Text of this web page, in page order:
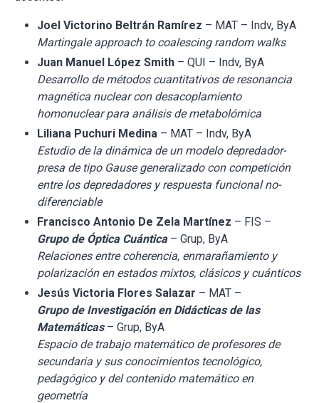
Joel Victorino Beltrán Ramírez – MAT – Indv, ByA
Martingale approach to coalescing random walks
Juan Manuel López Smith – QUI – Indv, ByA
Desarrollo de métodos cuantitativos de resonancia
magnética nuclear con desacoplamiento
homonuclear para análisis de metabolómica
Liliana Puchuri Medina – MAT – Indv, ByA
Estudio de la dinámica de un modelo depredador-
presa de tipo Gause generalizado con competición
entre los depredadores y respuesta funcional no-
diferenciable
Francisco Antonio De Zela Martínez – FIS –
Grupo de Óptica Cuántica– Grup, ByA
Relaciones entre coherencia, enmarañamiento y
polarización en estados mixtos, clásicos y cuánticos
Jesús Victoria Flores Salazar – MAT –
Grupo de Investigación en Didácticas de las
Matemáticas– Grup, ByA
Espacio de trabajo matemático de profesores de
secundaria y sus conocimientos tecnológico,
pedagógico y del contenido matemático en
geometría